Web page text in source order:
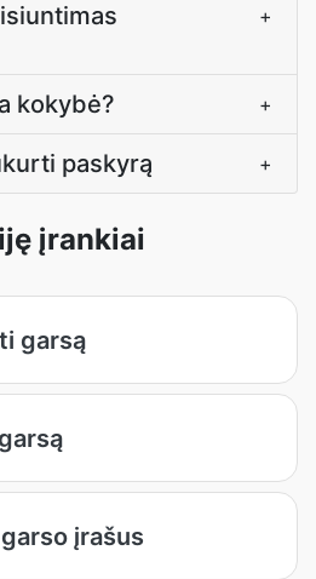
+
kokybė? +
paskyrą +
įrankiai
garsą
įrašus